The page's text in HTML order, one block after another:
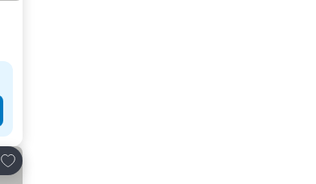
Lägg till i Mina Favoriter